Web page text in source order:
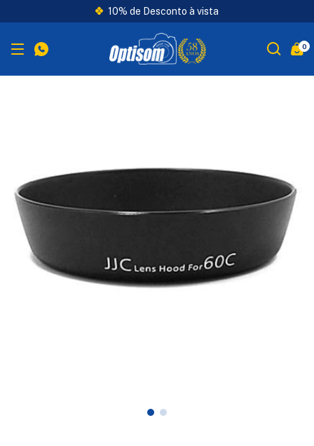
10% de Desconto à vista
0